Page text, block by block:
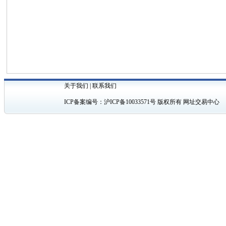
关于我们 |联系我们
ICP备案编号：沪ICP备10033571号 版权所有 网址交易中心